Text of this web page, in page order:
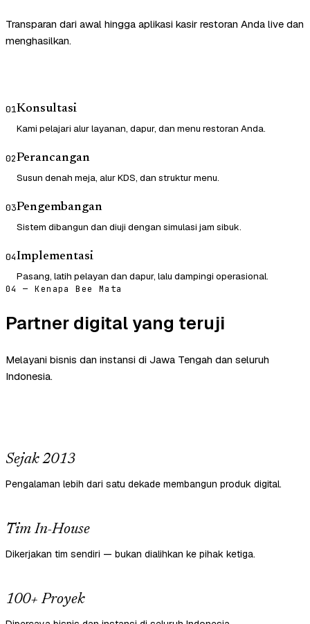
Transparan dari awal hingga aplikasi kasir restoran Anda live dan
menghasilkan.
01Konsultasi
Kami pelajari alur layanan, dapur, dan menu restoran Anda.
02Perancangan
Susun denah meja, alur KDS, dan struktur menu.
03Pengembangan
Sistem dibangun dan diuji dengan simulasi jam sibuk.
04Implementasi
Pasang, latih pelayan dan dapur, lalu dampingi operasional.
04 — Kenapa Bee Mata
Partner digital yang teruji
Melayani bisnis dan instansi di Jawa Tengah dan seluruh
Indonesia.
Sejak 2013
Pengalaman lebih dari satu dekade membangun produk digital.
Tim In-House
Dikerjakan tim sendiri — bukan dialihkan ke pihak ketiga.
100+ Proyek